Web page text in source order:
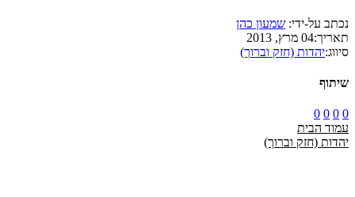
נכתב על-ידי: שמעון כהן
תאריך:04 מרץ, 2013
סיווג:יהדות (חזק וברוך)
שיתוף
0
0
0
0
עמוד הבית
יהדות (חזק וברוך)